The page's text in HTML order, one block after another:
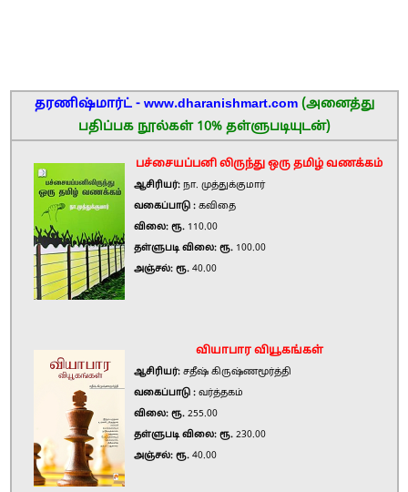
தரணிஷ்மார்ட் - www.dharanishmart.com (அனைத்து
பதிப்பக நூல்கள் 10% தள்ளுபடியுடன்)
பச்சையப்பனி லிருந்து ஒரு தமிழ் வணக்கம்
ஆசிரியர்: நா. முத்துக்குமார்
வகைப்பாடு : கவிதை
விலை: ரூ. 110.00
தள்ளுபடி விலை: ரூ. 100.00
அஞ்சல்: ரூ. 40.00
வியாபார வியூகங்கள்
ஆசிரியர்: சதீஷ் கிருஷ்ணமூர்த்தி
வகைப்பாடு : வர்த்தகம்
விலை: ரூ. 255.00
தள்ளுபடி விலை: ரூ. 230.00
அஞ்சல்: ரூ. 40.00